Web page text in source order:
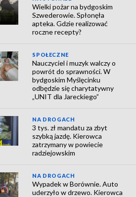
Wielki pożar na bydgoskim
Szwederowie. Spłonęła
apteka. Gdzie realizować
roczne recepty?
SPOŁECZNE
Nauczyciel i muzyk walczy o
powrót do sprawności. W
bydgoskim Myślęcinku
odbędzie się charytatywny
„UNIT dla Jareckiego”
NA DROGACH
3 tys. zł mandatu za zbyt
szybką jazdę. Kierowca
zatrzymany w powiecie
radziejowskim
NA DROGACH
Wypadek w Borównie. Auto
uderzyło w drzewo. Kierowca